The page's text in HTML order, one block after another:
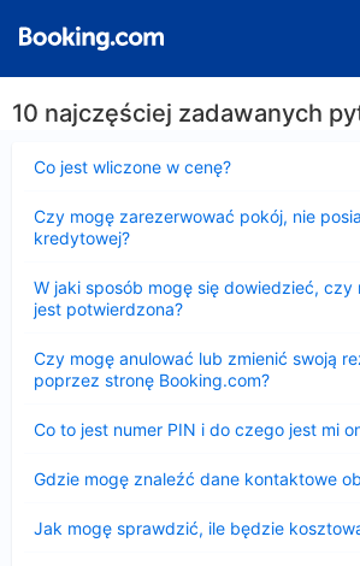
10 najczęściej zadawanych
Co jest wliczone w cenę?
Czy mogę zarezerwować pokój, nie
kredytowej?
W jaki sposób mogę się dowiedzieć, czy
jest potwierdzona?
Czy mogę anulować lub zmienić swoją
poprzez stronę Booking.com?
Co to jest numer PIN i do czego jest mi
Gdzie mogę znaleźć dane kontaktowe
Jak mogę sprawdzić, ile będzie